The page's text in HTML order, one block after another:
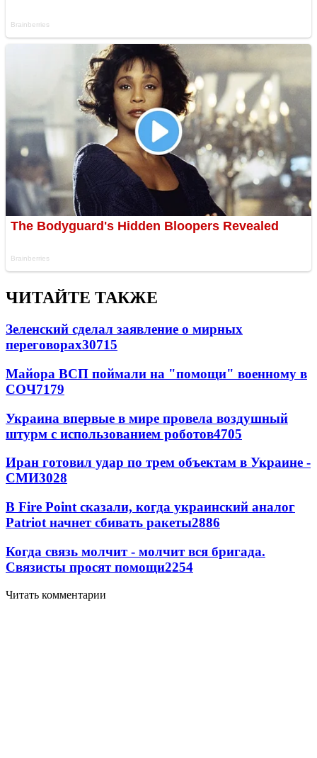
ЧИТАЙТЕ ТАКЖЕ
Зеленский сделал заявление о мирных
переговорах30715
Майора ВСП поймали на "помощи" военному в
СОЧ7179
Украина впервые в мире провела воздушный
штурм с использованием роботов4705
Иран готовил удар по трем объектам в Украине -
СМИ3028
В Fire Point сказали, когда украинский аналог
Patriot начнет сбивать ракеты2886
Когда связь молчит - молчит вся бригада.
Связисты просят помощи2254
Читать комментарии